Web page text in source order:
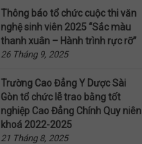
Thông báo tổ chức cuộc thi văn
nghệ sinh viên 2025 “Sắc màu
thanh xuân – Hành trình rực rỡ”
26 Tháng 9, 2025
Trường Cao Đẳng Y Dược Sài
Gòn tổ chức lễ trao bằng tốt
nghiệp Cao Đẳng Chính Quy niên
khoá 2022-2025
21 Tháng 8, 2025